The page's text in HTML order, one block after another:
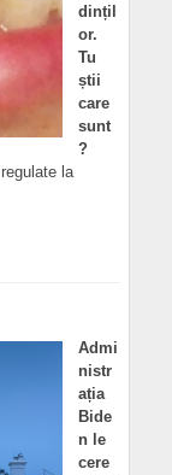
dințil
or.
Tu
știi
care
sunt
?
la
Admi
nistr
ația
Bide
n le
cere